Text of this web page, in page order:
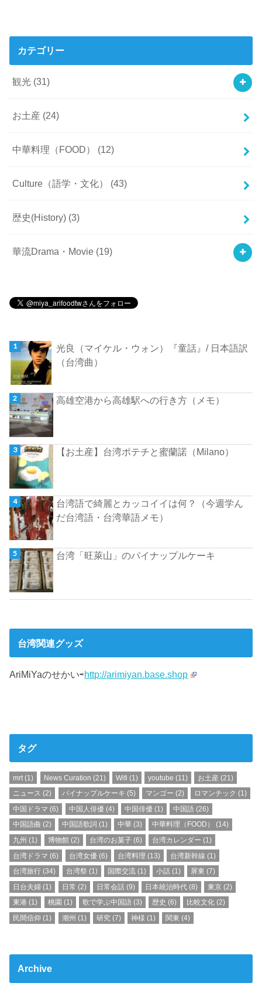
カテゴリー
観光 (31)
お土産 (24)
中華料理（FOOD） (12)
Culture（語学・文化） (43)
歴史(History) (3)
華流Drama・Movie (19)
光良（マイケル・ウォン）『童話』/ 日本語訳
（台湾曲）
高雄空港から高雄駅への行き方（メモ）
【お土産】台湾ポテチと蜜蘭諾（Milano）
台湾語で綺麗とカッコイイは何？（今週学ん
だ台湾語・台湾華語メモ）
台湾「旺萊山」のパイナップルケーキ
台湾関連グッズ
AriMiYaのせかい⇨http://arimiyan.base.shop
タグ
mrt (1) News Curation (21) Wifi (1) youtube (11) お土産 (21)
ニュース (2) パイナップルケーキ (5) マンゴー (2) ロマンチック (1)
中国ドラマ (6) 中国人俳優(4) 中国俳優(1) 中国語 (26)
中国語曲 (2) 中国語歌詞 (1) 中華(3) 中華料理（FOOD）
(14)
九州 (1) 博物館(2) 台湾のお菓子(6) 台湾カレンダー (1)
台湾ドラマ (6) 台湾女優(6) 台湾料理 (13) 台湾新幹線 (1)
台湾旅行 (34) 台湾祭 (1) 国際交流(1) 小話 (1) 屏東 (7)
日台夫婦 (1) 日常 (2) 日常会話(9) 日本統治時代 (8) 東京 (2)
東港 (1) 桃園 (1) 歌で学ぶ中国語 (3) 歴史 (6) 比較文化 (2)
民間信仰 (1) 潮州 (1) 研究(7) 神様 (1) 関東 (4)
Archive